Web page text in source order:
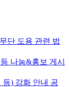
단 도용 관련 법
나눔&홍보 게시
) 강화 안내 공